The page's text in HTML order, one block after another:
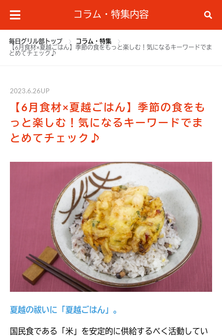
コラム・特集内容
毎日グリル部トップ
コラム・特集
【6月食材×夏越ごはん】季節の食をもっと楽しむ！気になるキーワードでま
とめてチェック♪
2023.6.26UP
【6月食材×夏越ごはん】季節の食をも
っと楽しむ！気になるキーワードでま
とめてチェック♪
夏越の祓いに「夏越ごはん」。
国民食である「米」を安定的に供給するべく活動してい